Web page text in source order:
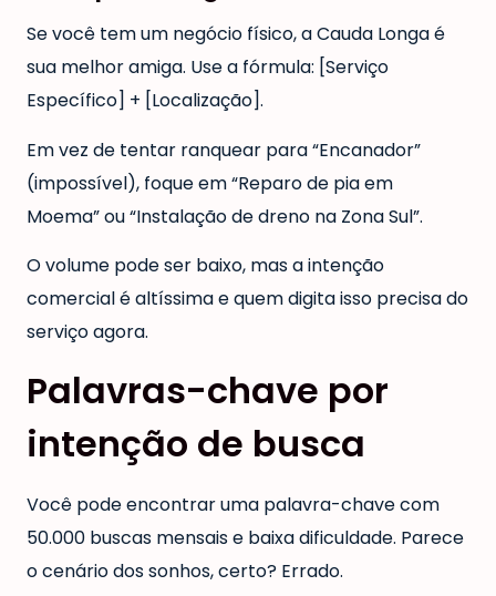
Se você tem um negócio físico, a Cauda Longa é
sua melhor amiga. Use a fórmula: [Serviço
Específico] + [Localização].
Em vez de tentar ranquear para “Encanador”
(impossível), foque em “Reparo de pia em
Moema” ou “Instalação de dreno na Zona Sul”.
O volume pode ser baixo, mas a intenção
comercial é altíssima e quem digita isso precisa do
serviço agora.
Palavras-chave por
intenção de busca
Você pode encontrar uma palavra-chave com
50.000 buscas mensais e baixa dificuldade. Parece
o cenário dos sonhos, certo? Errado.